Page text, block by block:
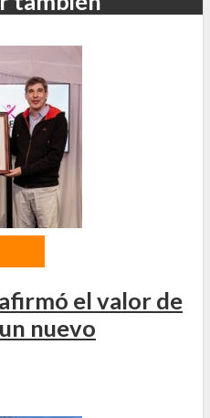
el valor de
nuevo